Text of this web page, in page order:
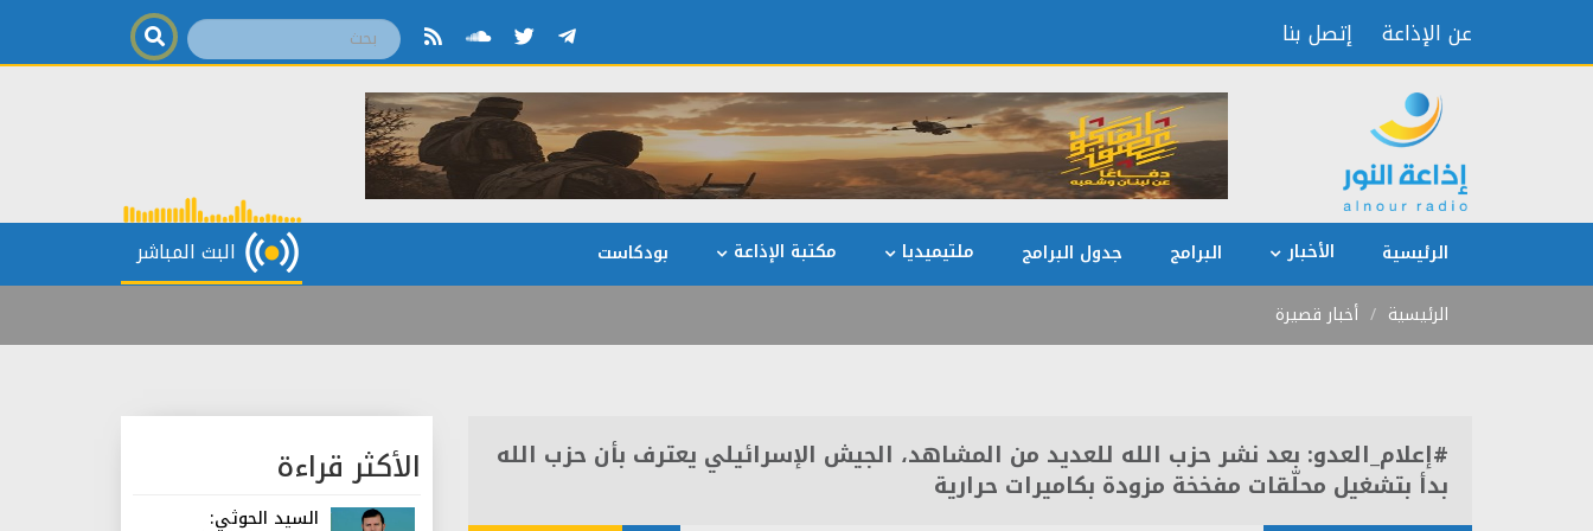
عن الإذاعة إتصل بنا
الرئيسية الأخبار البرامج جدول البرامج ملتيميديا مكتبة الإذاعة بودكاست البث المباشر
الرئيسية أخبار قصيرة
#إعلام_العدو: بعد نشر حزب الله للعديد من المشاهد، الجيش الإسرائيلي يعترف بأن حزب الله
بدأ بتشغيل محلّقات مفخخة مزودة بكاميرات حرارية الأكثر قراءة
السيد الحوثي: